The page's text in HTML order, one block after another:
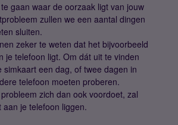
gaan waar de oorzaak ligt van jouw
zullen we een aantal dingen
sluiten.
zeker te weten dat het bijvoorbeeld
je telefoon ligt. Om dát uit te vinden
simkaart een dag, of twee dagen in
telefoon moeten proberen.
zich dan ook voordoet, zal
aan je telefoon liggen.